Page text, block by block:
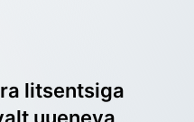
litsentsiga
uueneva,